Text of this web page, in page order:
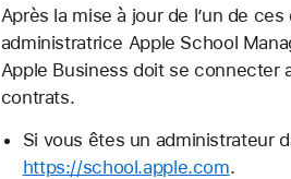
Après la mise à jour de l’un de
administratrice Apple School
Apple Business doit se connecter
contrats.
Si vous êtes un administrateur
https://school.apple.com.